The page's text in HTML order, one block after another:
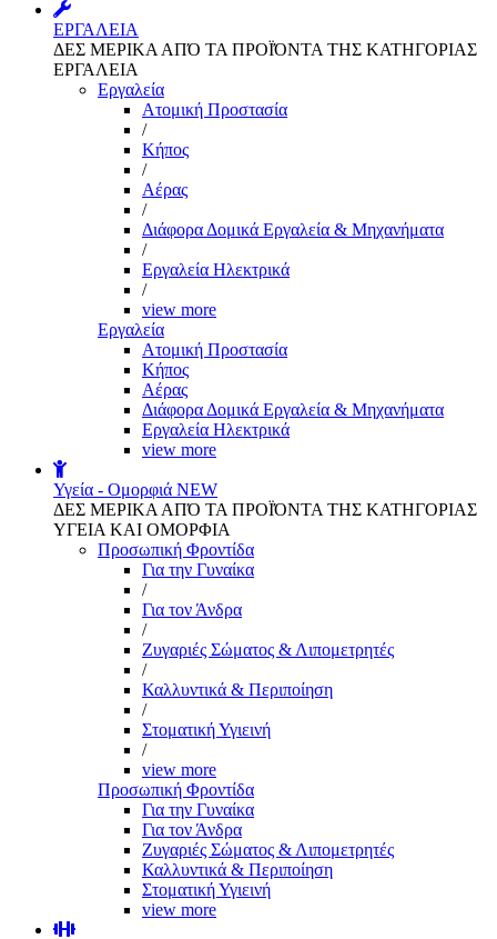
ΕΡΓΑΛΕΙΑ
ΔΕΣ ΜΕΡΙΚΑ ΑΠΌ ΤΑ ΠΡΟΪΌΝΤΑ ΤΗΣ ΚΑΤΗΓΟΡΙΑΣ
ΕΡΓΑΛΕΙΑ
Εργαλεία
Aτομική Προστασία
/
Kήπος
/
Αέρας
/
Διάφορα Δομικά Εργαλεία & Μηχανήματα
/
Εργαλεία Ηλεκτρικά
/
view more
Εργαλεία
Aτομική Προστασία
Kήπος
Αέρας
Διάφορα Δομικά Εργαλεία & Μηχανήματα
Εργαλεία Ηλεκτρικά
view more
Υγεία - Ομορφιά NEW
ΔΕΣ ΜΕΡΙΚΑ ΑΠΌ ΤΑ ΠΡΟΪΌΝΤΑ ΤΗΣ ΚΑΤΗΓΟΡΙΑΣ
ΥΓΕΙΑ ΚΑΙ ΟΜΟΡΦΙΑ
Προσωπική Φροντίδα
Για την Γυναίκα
/
Για τον Άνδρα
/
Ζυγαριές Σώματος & Λιπομετρητές
/
Καλλυντικά & Περιποίηση
/
Στοματική Υγιεινή
/
view more
Προσωπική Φροντίδα
Για την Γυναίκα
Για τον Άνδρα
Ζυγαριές Σώματος & Λιπομετρητές
Καλλυντικά & Περιποίηση
Στοματική Υγιεινή
view more